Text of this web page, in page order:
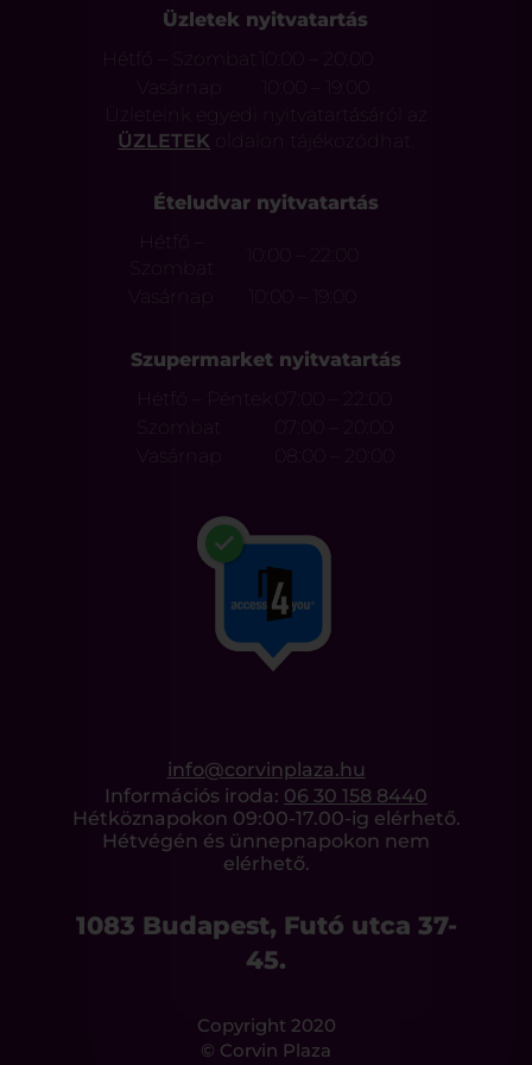
Üzletek nyitvatartás
Hétfő – Szombat
10:00 – 20:00
Vasárnap
Üzleteink egyedi nyitvatartásáról az
ÜZLETEK oldalon tájékozódhat.
Ételudvar nyitvatartás
Hétfő –
Szombat
10:00 – 22:00
Vasárnap
Szupermarket nyitvatartás
Hétfő – Péntek
07:00 – 22:00
Szombat
07:00 – 20:00
Vasárnap
08:00 – 20:00
info@corvinplaza.hu
Információs iroda: 06 30 158 8440
Hétköznapokon 09:00-17.00-ig elérhető.
Hétvégén és ünnepnapokon nem
elérhető.
1083 Budapest, Futó utca 37-
45.
Copyright 2020
© Corvin Plaza